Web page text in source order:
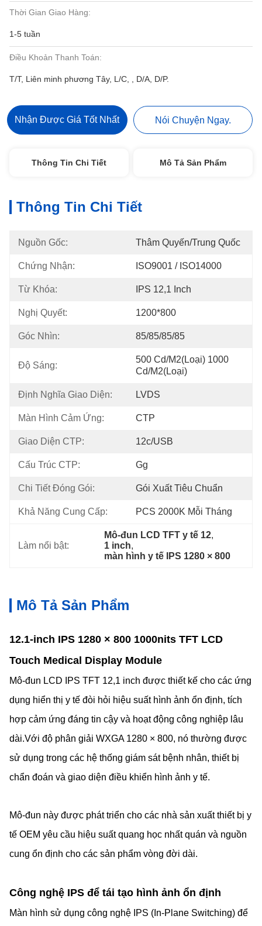
Thời Gian Giao Hàng:
1-5 tuần
Điều Khoản Thanh Toán:
T/T, Liên minh phương Tây, L/C, , D/A, D/P.
Nhận Được Giá Tốt Nhất Nói Chuyện Ngay.
Thông Tin Chi Tiết Mô Tả Sản Phẩm
Thông Tin Chi Tiết
Nguồn Gốc: Thâm Quyến/Trung Quốc
Chứng Nhận: ISO9001 / ISO14000
Từ Khóa: IPS 12,1 Inch
Nghị Quyết: 1200*800
Góc Nhìn: 85/85/85/85
Độ Sáng:
500 Cd/m2(Loại) 1000
Cd/m2(Loại)
Định Nghĩa Giao Diện: LVDS
Màn Hình Cảm Ứng: CTP
Giao Diện CTP: 12c/USB
Cấu Trúc CTP: Gg
Chi Tiết Đóng Gói: Gói Xuất Tiêu Chuẩn
Khả Năng Cung Cấp: PCS 2000K Mỗi Tháng
Làm nổi bật:
Mô-đun LCD TFT y tế 12,
1 inch,
màn hình y tế IPS 1280 × 800
Mô Tả Sản Phẩm
12.1-inch IPS 1280 × 800 1000nits TFT LCD
Touch Medical Display Module
Mô-đun LCD IPS TFT 12,1 inch được thiết kế cho các ứng
dụng hiển thị y tế đòi hỏi hiệu suất hình ảnh ổn định, tích
hợp cảm ứng đáng tin cậy và hoạt động công nghiệp lâu
dài.Với độ phân giải WXGA 1280 × 800, nó thường được
sử dụng trong các hệ thống giám sát bệnh nhân, thiết bị
chẩn đoán và giao diện điều khiển hình ảnh y tế.
Mô-đun này được phát triển cho các nhà sản xuất thiết bị y
tế OEM yêu cầu hiệu suất quang học nhất quán và nguồn
cung ổn định cho các sản phẩm vòng đời dài.
Công nghệ IPS để tái tạo hình ảnh ổn định
Màn hình sử dụng công nghệ IPS (In-Plane Switching) để